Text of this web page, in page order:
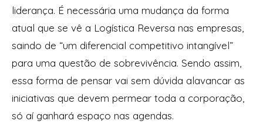
liderança. É necessária uma mudança da forma
atual que se vê a Logística Reversa nas empresas,
saindo de “um diferencial competitivo intangível”
para uma questão de sobrevivência. Sendo assim,
essa forma de pensar vai sem dúvida alavancar as
iniciativas que devem permear toda a corporação,
só aí ganhará espaço nas agendas.